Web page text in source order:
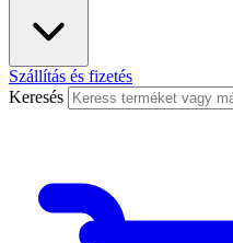
Szállítás és fizetés
Keresés